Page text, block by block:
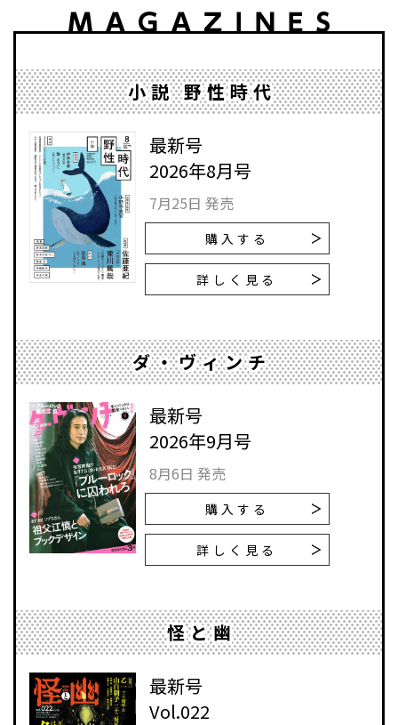
小説 野性時代
最新号
2026年8月号
7月25日 発売
購入する
詳しく見る
ダ・ヴィンチ
最新号
2026年9月号
8月6日 発売
購入する
詳しく見る
怪と幽
最新号
Vol.022